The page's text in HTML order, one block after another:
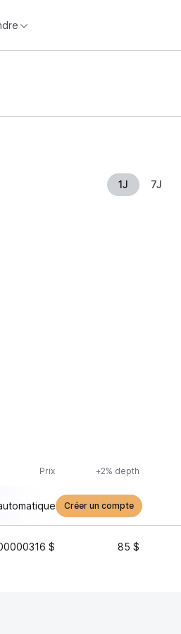
1J 7J
Prix +2% depth
Créer un compte
$ 85 $